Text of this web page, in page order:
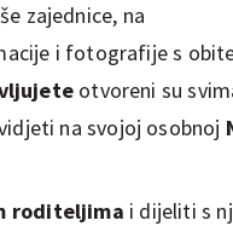
zajednice, na
i fotografije s
otvoreni su
na svojoj osobnoj
roditeljima i dijeliti s